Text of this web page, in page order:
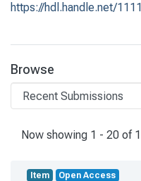
https://hdl.handle.net/
Browse
Recent
Now showing 1 - 20 of
Item Open Access